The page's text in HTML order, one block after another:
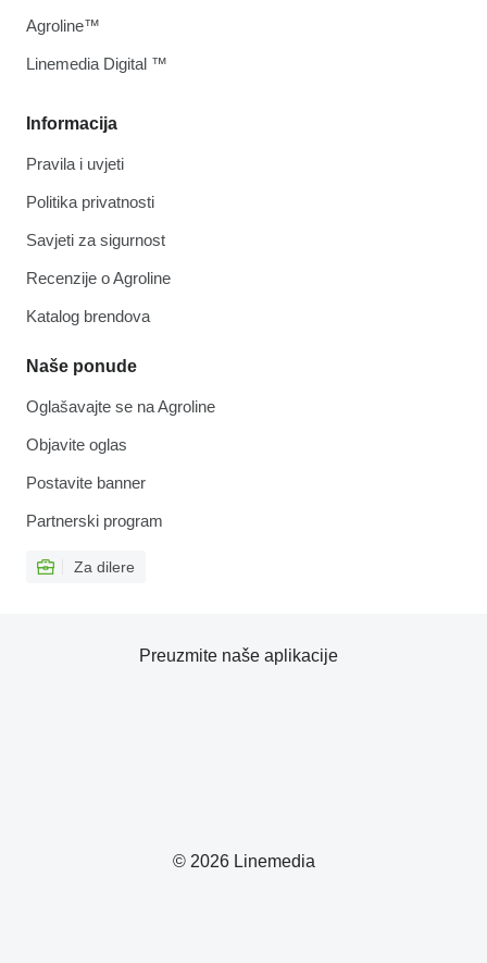
Informacija
Pravila i uvjeti
Politika privatnosti
Savjeti za sigurnost
Recenzije o Agroline
Katalog brendova
Naše ponude
Oglašavajte se na Agroline
Objavite oglas
Postavite banner
Partnerski program
Za dilere
Agroline™
Linemedia Digital ™
© 2026 Linemedia
Preuzmite naše aplikacije